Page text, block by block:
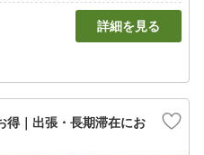
詳細を見る
得｜出張・長期滞在にお